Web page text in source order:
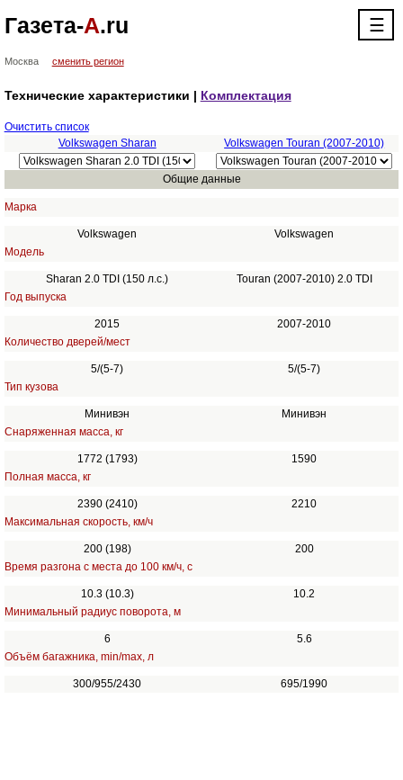
Газета-А.ru ☰
Москва сменить регион
Технические характеристики | Комплектация
Очистить список
Volkswagen Sharan
Volkswagen Touran (2007-2010)
Общие данные
Марка
Volkswagen
Volkswagen
Модель
Sharan 2.0 TDI (150 л.с.)
Touran (2007-2010) 2.0 TDI
Год выпуска
2015
2007-2010
Количество дверей/мест
5/(5-7)
5/(5-7)
Тип кузова
Минивэн
Минивэн
Снаряженная масса, кг
1772 (1793)
1590
Полная масса, кг
2390 (2410)
2210
Максимальная скорость, км/ч
200 (198)
200
Время разгона с места до 100 км/ч, с
10.3 (10.3)
10.2
Минимальный радиус поворота, м
6
5.6
Объём багажника, min/max, л
300/955/2430 695/1990